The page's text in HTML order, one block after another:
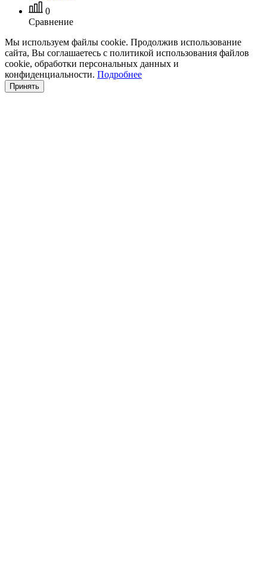
0
Сравнение
Мы используем файлы cookie. Продолжив использование
сайта, Вы соглашаетесь с политикой использования файлов
cookie, обработки персональных данных и
конфиденциальности. Подробнее
Принять